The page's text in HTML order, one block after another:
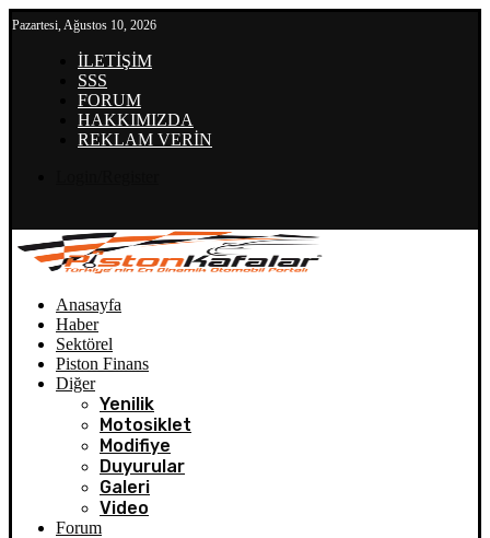
Pazartesi, Ağustos 10, 2026
İLETİŞİM
SSS
FORUM
HAKKIMIZDA
REKLAM VERİN
Anasayfa
Haber
Sektörel
Piston Finans
Diğer
Yenilik
Motosiklet
Modifiye
Duyurular
Galeri
Video
Forum